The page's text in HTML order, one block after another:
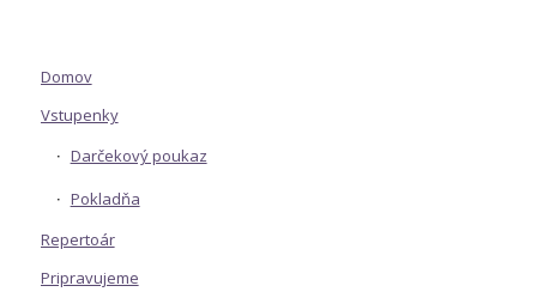
Domov
Vstupenky
Darčekový poukaz
Pokladňa
Repertoár
Pripravujeme